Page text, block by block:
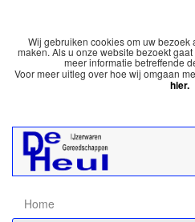
Wij gebruiken cookies om uw
maken. Als u onze website bezoekt
meer informatie betreffende
Voor meer uitleg over hoe wij omgaan
hier.
Home